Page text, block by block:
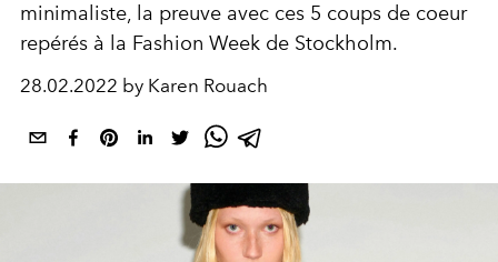
minimaliste, la preuve avec ces 5 coups de coeur
repérés à la Fashion Week de Stockholm.
28.02.2022 by Karen Rouach